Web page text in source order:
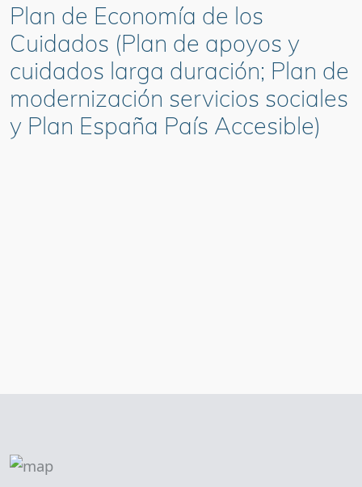
Plan de Economía de los
Cuidados (Plan de apoyos y
cuidados larga duración; Plan de
modernización servicios sociales
y Plan España País Accesible)